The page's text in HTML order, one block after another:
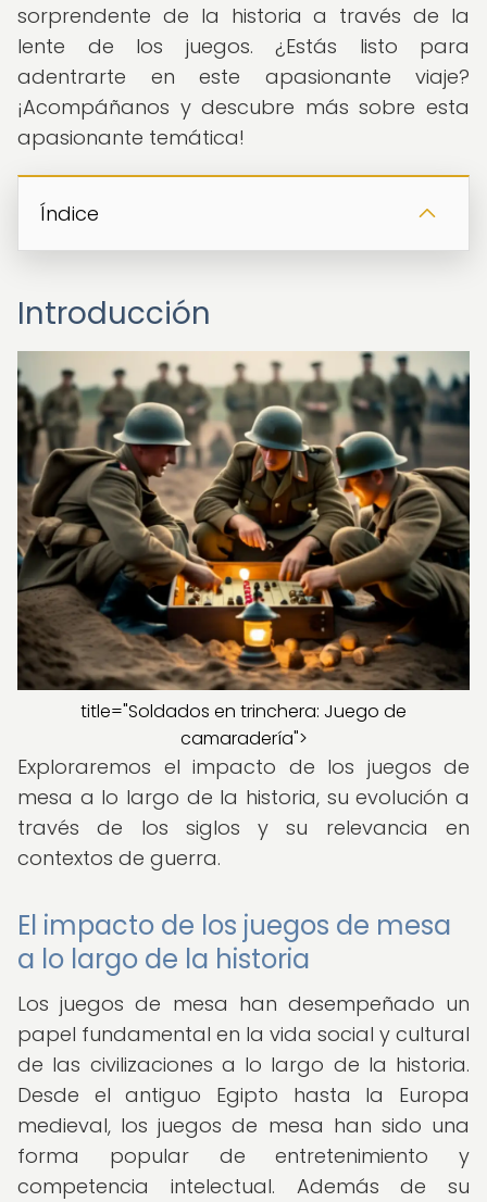
sorprendente de la historia a través de la
lente de los juegos. ¿Estás listo para
adentrarte en este apasionante viaje?
¡Acompáñanos y descubre más sobre esta
apasionante temática!
Índice
Introducción
title="Soldados en trinchera: Juego de
camaradería">
Exploraremos el impacto de los juegos de
mesa a lo largo de la historia, su evolución a
través de los siglos y su relevancia en
contextos de guerra.
El impacto de los juegos de mesa
a lo largo de la historia
Los juegos de mesa han desempeñado un
papel fundamental en la vida social y cultural
de las civilizaciones a lo largo de la historia.
Desde el antiguo Egipto hasta la Europa
medieval, los juegos de mesa han sido una
forma popular de entretenimiento y
competencia intelectual. Además de su